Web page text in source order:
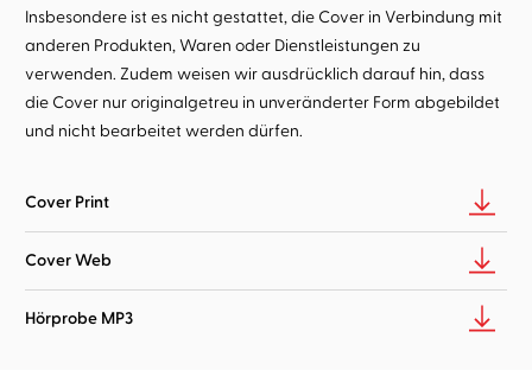
Insbesondere ist es nicht gestattet, die Cover in Verbindung mit
anderen Produkten, Waren oder Dienstleistungen zu
verwenden. Zudem weisen wir ausdrücklich darauf hin, dass
die Cover nur originalgetreu in unveränderter Form abgebildet
und nicht bearbeitet werden dürfen.
Cover Print
Cover Web
Hörprobe MP3